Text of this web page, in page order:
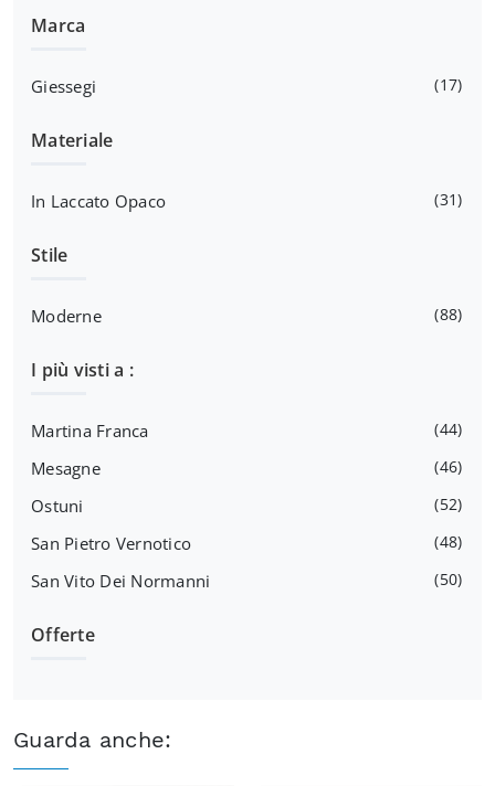
Marca
Giessegi 17
Materiale
In Laccato Opaco 31
Stile
Moderne 88
I più visti a :
Martina Franca 44
Mesagne 46
Ostuni 52
San Pietro Vernotico 48
San Vito Dei Normanni 50
Offerte
Guarda anche: